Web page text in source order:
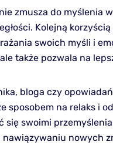
zmusza do myślenia
Kolejną
swoich myśli i
także pozwala na
bloga czy
sposobem na relaks i
się swoimi
nawiązywaniu nowych